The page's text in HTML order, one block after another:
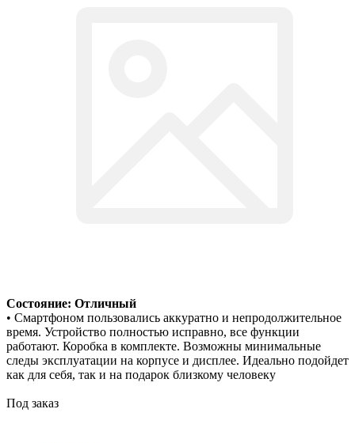
Состояние: Отличный
• Смартфоном пользовались аккуратно и непродолжительное
время. Устройство полностью исправно, все функции
работают. Коробка в комплекте. Возможны минимальные
следы эксплуатации на корпусе и дисплее. Идеально подойдет
как для себя, так и на подарок близкому человеку
Под заказ